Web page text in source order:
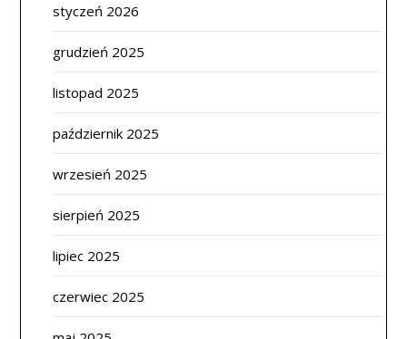
styczeń 2026
grudzień 2025
listopad 2025
październik 2025
wrzesień 2025
sierpień 2025
lipiec 2025
czerwiec 2025